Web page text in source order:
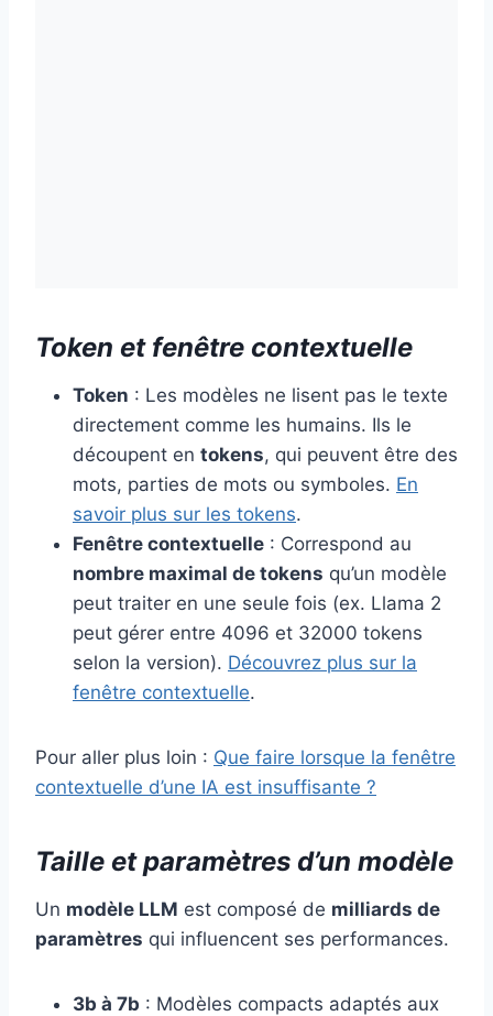
Token et fenêtre contextuelle
Token : Les modèles ne lisent pas le texte
directement comme les humains. Ils le
découpent en tokens, qui peuvent être des
mots, parties de mots ou symboles. En
savoir plus sur les tokens.
Fenêtre contextuelle : Correspond au
nombre maximal de tokens qu’un modèle
peut traiter en une seule fois (ex. Llama 2
peut gérer entre 4096 et 32000 tokens
selon la version). Découvrez plus sur la
fenêtre contextuelle.
Pour aller plus loin : Que faire lorsque la fenêtre
contextuelle d’une IA est insuffisante ?
Taille et paramètres d’un modèle
Un modèle LLM est composé de milliards de
paramètres qui influencent ses performances.
3b à 7b : Modèles compacts adaptés aux